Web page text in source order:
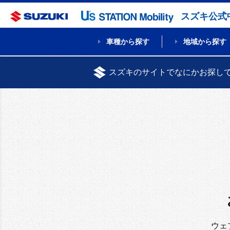
スズキ公式
車種から探す 地域から探す
スズキのサイトでなにかお探し
ウェ